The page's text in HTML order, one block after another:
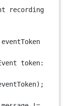
recording
token: